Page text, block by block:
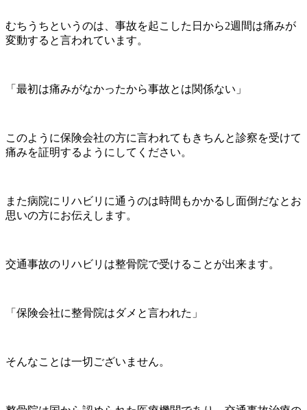
むちうちというのは、事故を起こした日から2週間は痛みが
変動すると言われています。
「最初は痛みがなかったから事故とは関係ない」
このように保険会社の方に言われてもきちんと診察を受けて
痛みを証明するようにしてください。
また病院にリハビリに通うのは時間もかかるし面倒だなとお
思いの方にお伝えします。
交通事故のリハビリは整骨院で受けることが出来ます。
「保険会社に整骨院はダメと言われた」
そんなことは一切ございません。